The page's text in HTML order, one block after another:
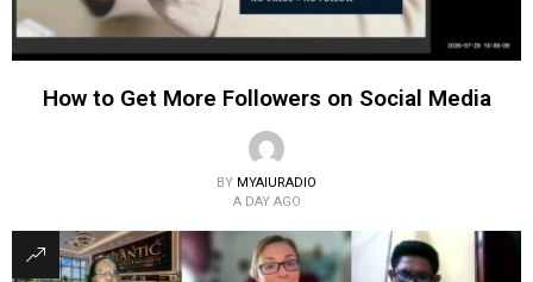
How to Get More Followers on Social Media
BY MYAIURADIO
A DAY AGO